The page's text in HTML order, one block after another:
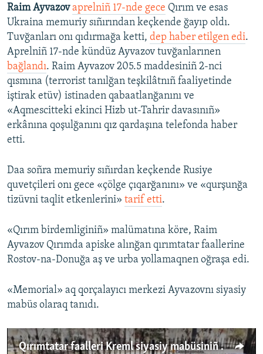
Raim Ayvazovaprelniñ 17-nde gece Qırım ve esas
Ukraina memuriy sıñırından keçkende ğayıp oldı.
Tuvğanları onı qıdırmağa ketti, dep haber etilgen edi.
Aprelniñ 17-nde kündüz Ayvazov tuvğanlarınen
bağlandı. Raim Ayvazov 205.5 maddesiniñ 2-nci
qısmına (terrorist tanılğan teşkilâtnıñ faaliyetinde
iştirak etüv) istinaden qabaatlanğanını ve
«Aqmescitteki ekinci Hizb ut-Tahrir davasınıñ»
erkânına qoşulğanını qız qardaşına telefonda haber
etti.
Daa soñra memuriy sıñırdan keçkende Rusiye
quvetçileri onı gece «çölge çıqarğanını» ve «qurşunğa
tizüvni taqlit etkenlerini» tarif etti.
«Qırım birdemliginiñ» malümatına köre, Raim
Ayvazov Qırımda apiske alınğan qırımtatar faallerine
Rostov-na-Donuğa aş ve urba yollamaqnen oğraşa edi.
«Memorial» aq qorçalayıcı merkezi Ayvazovnı siyasiy
mabüs olaraq tanıdı.
Qırımtatar faalleri Kreml siyasiy mabüsiniñ yañı doğğan qızını qarşılay (video)